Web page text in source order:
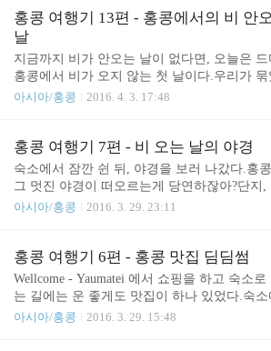
스토리를 한 적 있었다.그런데도 제목이 다소
인 것은, 그럴 수 밖에 없었다.정말로 그때..
순했다.그런데도, 일반적으로 한국에서 먹는
뭔가 다름이 있었다.
여행기는 2016년 1월 28일에서 2월 1일 사이
여행을 기록하고 있습니다
--------------------------..
홍콩 여행기 13편 - 홍콩에서의 비 안
날
지금까지 비가 안오는 날이 없다면, 오늘은 드
홍콩에서 비가 오지 않는 첫 날이다.우리가 묶
숙소는 전반적으로 하나의 큰 방(?)안에서 각
은 무슨 공사중인 현장 같이 대충인 곳이였다.
깐 쌌겠지.그 싸다는것도 싼 것이 아니였지만.
오지 않으니 이런저런 사진을 찍기 시작헀다.
역 근처로 가는 길이다.이렇게 육교 형식으로
되어 있다.아무래도 지상은 공사도 하고 있고,
음으로 찍어 본 제대로 된 홍콩 파노라마 사진
볼 수 있다.야경이 이쁘지만, 지금껏 비가 와서
옆에 선착장을 이용하여 파노라마 사진에서
아시아/홍콩 2016. 4. 3. 17:48
홍콩 여행기 7편 - 비 오는 날의 야경
숙소에서 잠깐 쉰 뒤, 야경을 보러 나갔다.홍
그 멋진 야경이 떠오르는게 당연하잖아?단지,
빼면은 기억나는게 없어서 문제지만. 이스트
로 아예 접근 조차 불가능하였다. 결국 사람들
기종기 모여있는 야경 스팟을 발견했고, 거기
을 봤다. 기본적으로 날씨는 최악이였다.비는
서 내렸다가 그치기를 반복했다. 삼각대는 애
고오지를 않았다.먼저 날씨가 단순히 흐린것
아시아/홍콩 2016. 3. 29. 23:11
홍콩 여행기 6편 - 홍콩 맛집 딤딤썸
Wellcome - Yaumatei 에서 쇼핑을 하고 숙소로
는 길에는 운 좋게도 맛집이 하나 있었다.숙소
음 올 때부터 지나칠 수 밖에 없었던 곳이기도
아시아/홍콩 2016. 3. 29. 15:48